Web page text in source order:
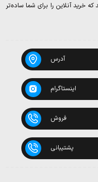
خرید آنلاین را برای شما ساده‌تر
آدرس
اینستاگرام
فروش
پشتیبانی